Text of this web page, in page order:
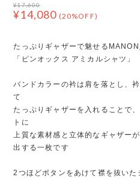
¥17,600
¥14,080 (20%OFF)
たっぷりギャザーで魅せる
「ピンオックス アミカルシャツ」
バンドカラーの衿は肩を落とし、
て
たっぷりギャザーを入れることで
トに
上質な素材感と立体的なギャザー
出する一枚です
2つほどボタンをあけて襟を抜いた